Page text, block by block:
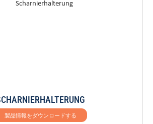
製品情報をダウンロードする